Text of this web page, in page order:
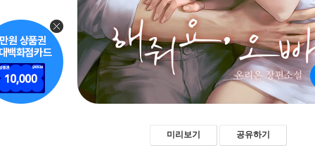
미리보기 공유하기